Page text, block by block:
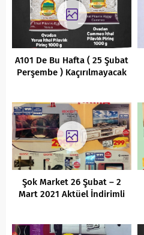
A101 De Bu Hafta ( 25 Şubat
Perşembe ) Kaçırılmayacak
Şok Market 26 Şubat – 2
Mart 2021 Aktüel İndirimli